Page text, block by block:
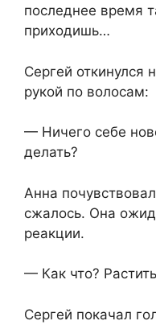
последнее время
приходишь…
Сергей откинулся
рукой по волосам:
— Ничего себе
делать?
Анна
сжалось. Она
реакции.
— Как что?
Сергей покачал